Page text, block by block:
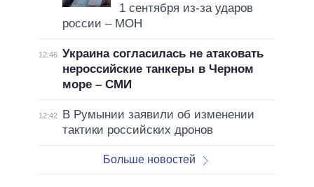
1 сентября из-за ударов
россии – МОН
12:46 Украина согласилась не атаковать
нероссийские танкеры в Черном
море – СМИ
12:42
В Румынии заявили об изменении
тактики российских дронов
Больше новостей